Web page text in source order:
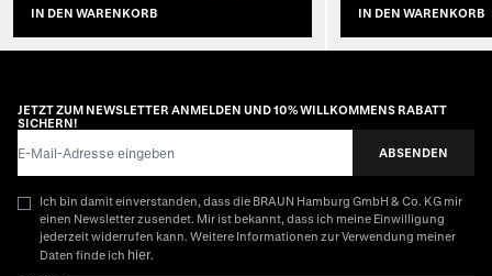
IN DEN WARENKORB IN DEN WARENKORB
JETZT ZUM NEWSLETTER ANMELDEN UND 10% WILLKOMMENS RABATT
SICHERN!
ABSENDEN
Ich bin damit einverstanden, dass die BRAUN Hamburg GmbH & Co. KG mir
einen Newsletter zusendet. Mir ist bekannt, dass ich meine Einwilligung
jederzeit widerrufen kann. Weitere Informationen zur Verwendung meiner
Daten finde ich hier.